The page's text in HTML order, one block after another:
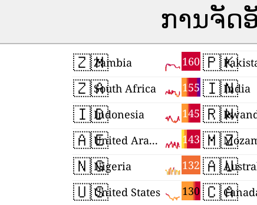
ການຈັດ
🇿🇲 160
Zambia
🇿🇦 155
South Africa
🇮🇩 145
Indonesia
🇦🇪 143
United Arab Emirates
🇳🇬 132
Nigeria
🇺🇸 130
United States
🇵🇰
🇮🇳India
🇷🇼
🇲🇿
🇦🇺
🇨🇦